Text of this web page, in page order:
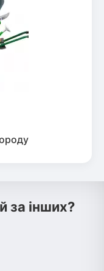
за інших?